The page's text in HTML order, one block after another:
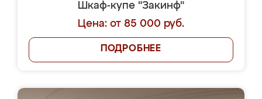
Шкаф-купе "Закинф"
Цена: от 85 000 руб.
ПОДРОБНЕЕ